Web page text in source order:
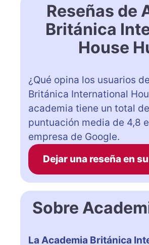
Reseñas de
Británica
House
¿Qué opina los usuarios
Británica International
academia tiene un total
puntuación media de 4,8
empresa de Google.
Dejar una reseña en
Sobre
La Academia Británica